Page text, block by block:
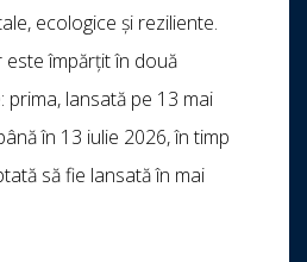
ecologice și reziliente.
împărțit în două
lansată pe 13 mai
în 13 iulie 2026, în timp
să fie lansată în mai